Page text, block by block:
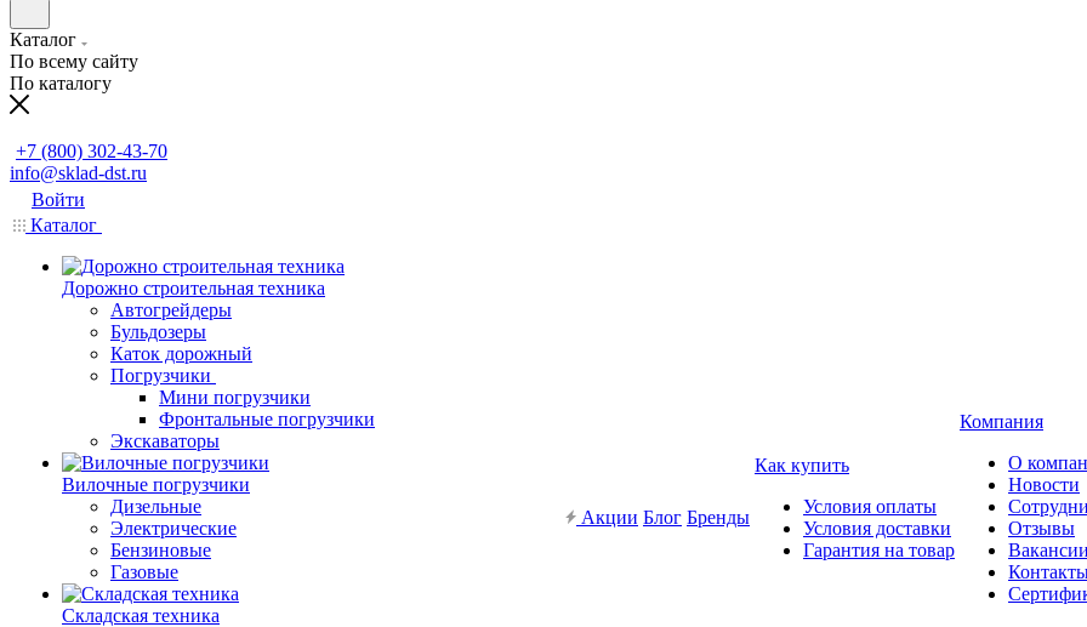
Каталог
По всему сайту
По каталогу
+7 (800) 302-43-70
info@sklad-dst.ru
Войти
Каталог
Дорожно строительная техника
Автогрейдеры
Бульдозеры
Каток дорожный
Погрузчики
Мини погрузчики
Фронтальные погрузчики
Экскаваторы
Вилочные погрузчики
Дизельные
Электрические
Бензиновые
Газовые
Складская техника
Акции Блог Бренды
Как купить
Условия оплаты
Условия доставки
Гарантия на товар
Компания
О
Новости
Отзывы